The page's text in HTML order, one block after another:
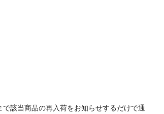
該当商品の再入荷をお知らせするだけで通